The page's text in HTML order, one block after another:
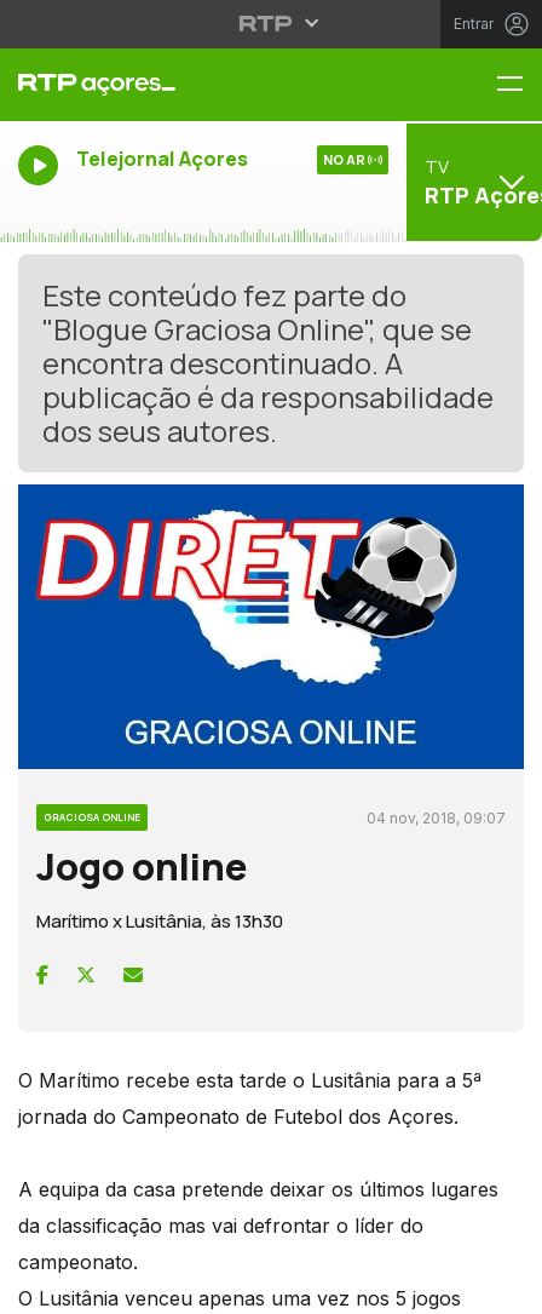
Entrar
Telejornal Açores NO AR TV
RTP
Este conteúdo fez parte do
"Blogue Graciosa Online", que se
encontra descontinuado. A
publicação é da responsabilidade
dos seus autores.
GRACIOSA ONLINE 04 nov, 2018, 09:07
Jogo online
Marítimo x Lusitânia, às 13h30
O Marítimo recebe esta tarde o Lusitânia para a 5ª
jornada do Campeonato de Futebol dos Açores.
A equipa da casa pretende deixar os últimos lugares
da classificação mas vai defrontar o líder do
campeonato.
O Lusitânia venceu apenas uma vez nos 5 jogos